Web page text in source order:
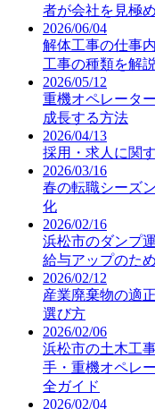
者が会社を見極
2026/06/04
解体工事の仕事
工事の種類を解説
2026/05/12
重機オペレータ
成長する方法
2026/04/13
採用・求人に関
2026/03/16
春の転職シーズ
化
2026/02/16
浜松市のダンプ
給与アップのた
2026/02/12
産業廃棄物の適
選び方
2026/02/06
浜松市の土木工
手・重機オペレ
全ガイド
2026/02/04